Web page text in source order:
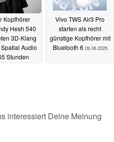
Kopfhörer
Hesh 540
3D-Klang
Audio
Stunden
Vivo TWS Air3 Pro
starten als recht
günstige Kopfhörer mit
Bluetooth 6 26.06.2025
interessiert Deine Meinung